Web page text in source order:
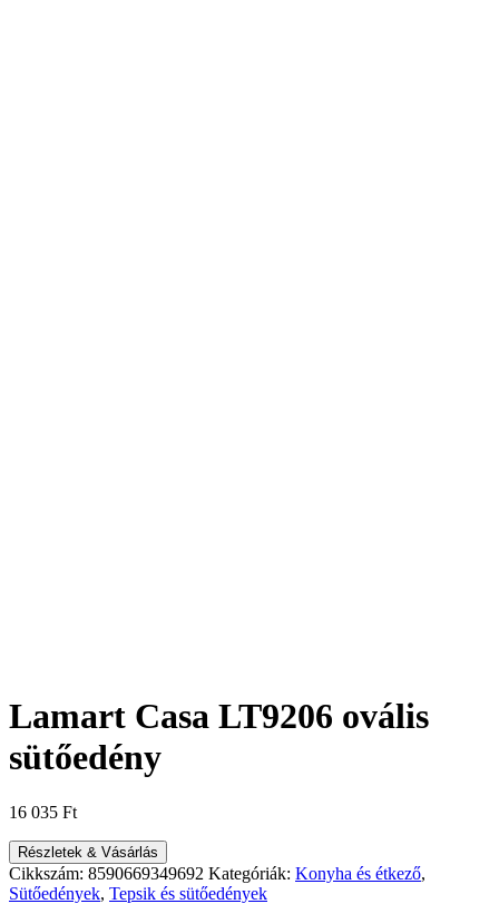
Lamart Casa LT9206 ovális
sütőedény
16 035 Ft
Részletek & Vásárlás
Cikkszám: 8590669349692 Kategóriák: Konyha és étkező,
Sütőedények, Tepsik és sütőedények